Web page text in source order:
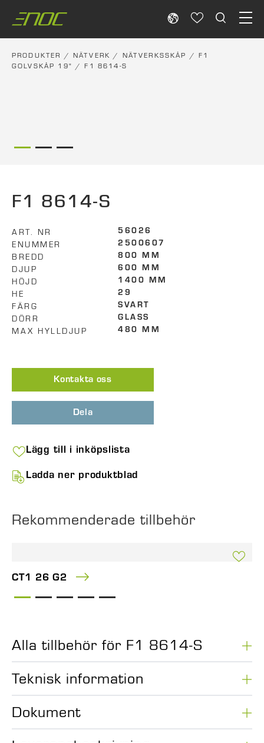
content
PRODUKTER / NÄTVERK / NÄTVERKSSKÅP / F1
GOLVSKÅP 19" / F1 8614-S
F1 8614-S
ART. NR 56026
ENUMMER 2500607
BREDD 800 MM
DJUP 600 MM
HÖJD 1400 MM
HE 29
FÄRG SVART
DÖRR GLASS
MAX HYLLDJUP 480 MM
Kontakta oss
Dela
Lägg till i inköpslista
Ladda ner produktblad
Rekommenderade tillbehör
CT1 26 G2
Alla tillbehör för F1 8614-S
Teknisk information
Dokument